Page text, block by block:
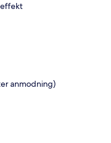
anmodning)